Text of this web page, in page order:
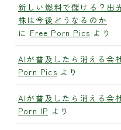
新しい燃料で儲ける？出
株は今後どうなるのか
に Free Porn Pics より
AIが普及したら消える会
Porn Pics より
AIが普及したら消える会
Porn IP より